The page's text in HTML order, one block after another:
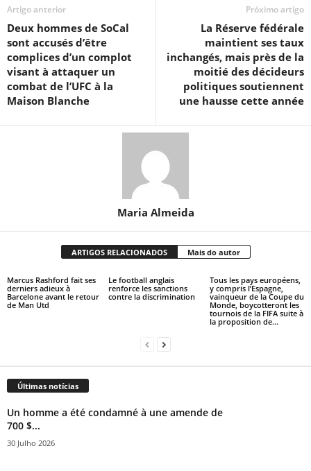
Artigo anterior
Deux hommes de SoCal
sont accusés d’être
complices d’un complot
visant à attaquer un
combat de l’UFC à la
Maison Blanche
Próximo artigo
La Réserve fédérale
maintient ses taux
inchangés, mais près de la
moitié des décideurs
politiques soutiennent
une hausse cette année
Maria Almeida
ARTIGOS RELACIONADOS Mais do autor
Marcus Rashford fait ses
derniers adieux à
Barcelone avant le retour
de Man Utd
Le football anglais
renforce les sanctions
contre la discrimination
Tous les pays européens,
y compris l’Espagne,
vainqueur de la Coupe du
Monde, boycotteront les
tournois de la FIFA suite à
la proposition de...
Últimas notícias
Un homme a été condamné à une amende de
700 $...
30 Julho 2026